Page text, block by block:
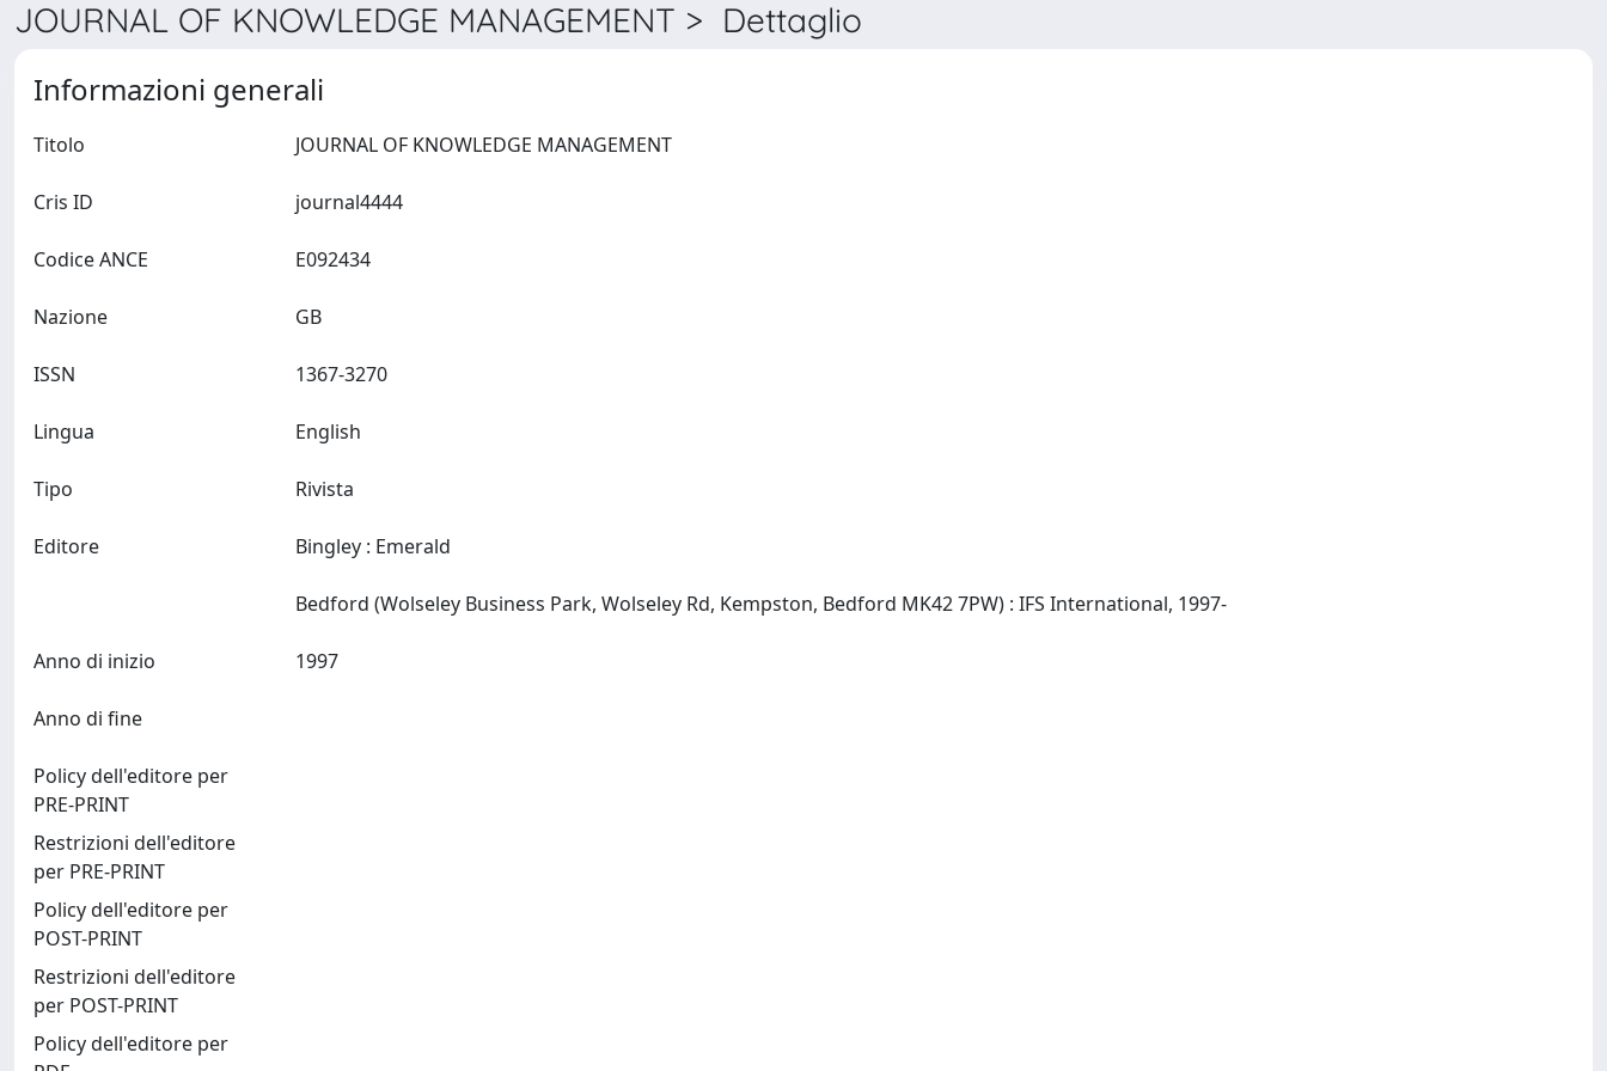
JOURNAL OF KNOWLEDGE MANAGEMENT > Dettaglio
Informazioni generali
Titolo
Cris ID
Codice ANCE
Nazione
ISSN
Lingua
Tipo Rivista
Editore Bingley : Emerald
Anno di inizio
Anno di fine
Policy dell'editore per
PRE-PRINT
Restrizioni dell'editore
per PRE-PRINT
Policy dell'editore per
POST-PRINT
Restrizioni dell'editore
per POST-PRINT
Policy dell'editore per